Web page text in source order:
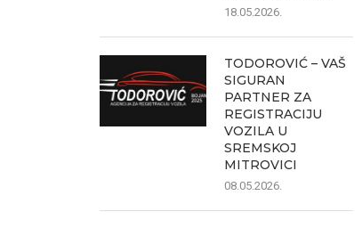
18.05.2026.
TODOROVIĆ – VAŠ
SIGURAN
PARTNER ZA
REGISTRACIJU
VOZILA U
SREMSKOJ
MITROVICI
08.05.2026.